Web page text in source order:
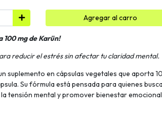
Agregar al carro
100 mg de Karün!
reducir el estrés sin afectar tu claridad mental.
suplemento en cápsulas vegetales que aporta
Su fórmula está pensada para quienes
tensión mental y promover bienestar